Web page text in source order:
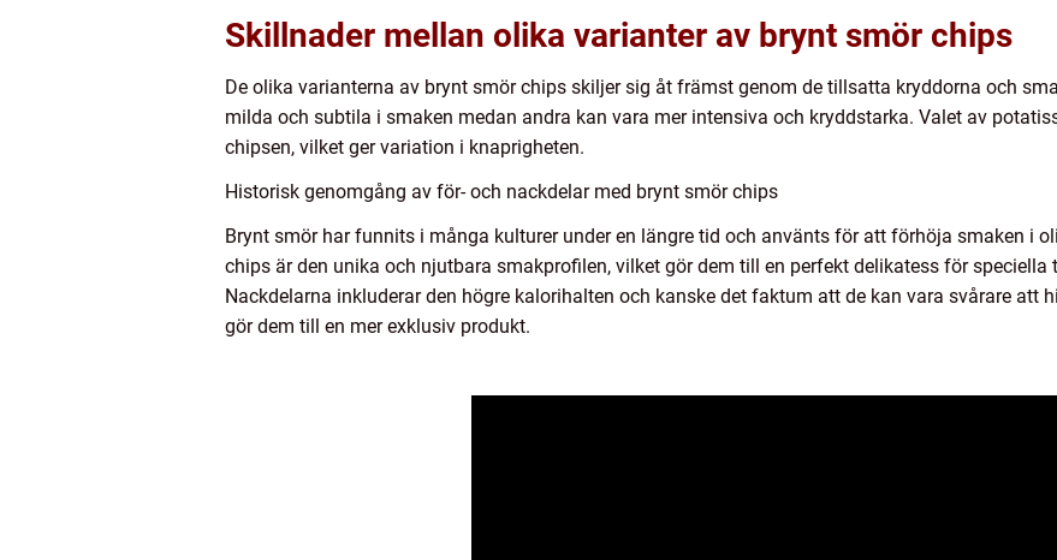
Skillnader mellan olika varianter av brynt smör chips
De olika varianterna av brynt smör chips skiljer sig åt främst genom de tillsatta kryddorna och
milda och subtila i smaken medan andra kan vara mer intensiva och kryddstarka. Valet av
chipsen, vilket ger variation i knaprigheten.
Historisk genomgång av för- och nackdelar med brynt smör chips
Brynt smör har funnits i många kulturer under en längre tid och använts för att förhöja smaken i
chips är den unika och njutbara smakprofilen, vilket gör dem till en perfekt delikatess för
Nackdelarna inkluderar den högre kalorihalten och kanske det faktum att de kan vara svårare att
gör dem till en mer exklusiv produkt.